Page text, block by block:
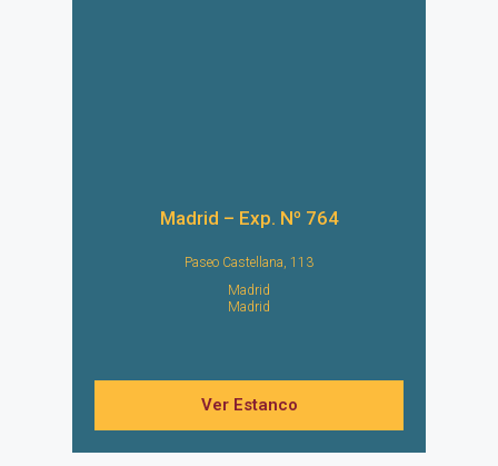
Madrid – Exp. Nº 764
Paseo Castellana, 113
Madrid
Madrid
Ver Estanco